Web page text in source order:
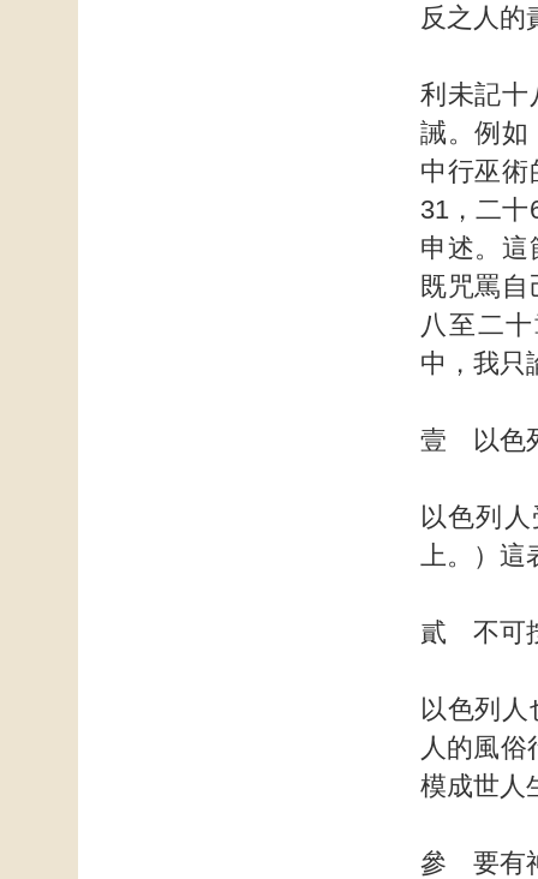
反之人的
利未記十
誡。例如
中行巫術
31，二十
申述。這
既咒罵
八至二
中，我只
壹 以色
以色列
上。）這
貳 不可
以色列
人的風俗
模成世人
參 要有